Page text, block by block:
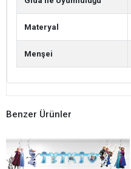
Materyal
Menşei
Benzer Ürünler